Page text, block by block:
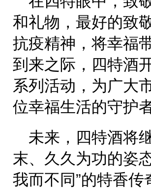
和礼物，最好的致
抗疫精神，将幸福
到来之际，四特酒
系列活动，为广大
位幸福生活的守护
未来，四特酒将
末、久久为功的姿
我而不同”的特香传